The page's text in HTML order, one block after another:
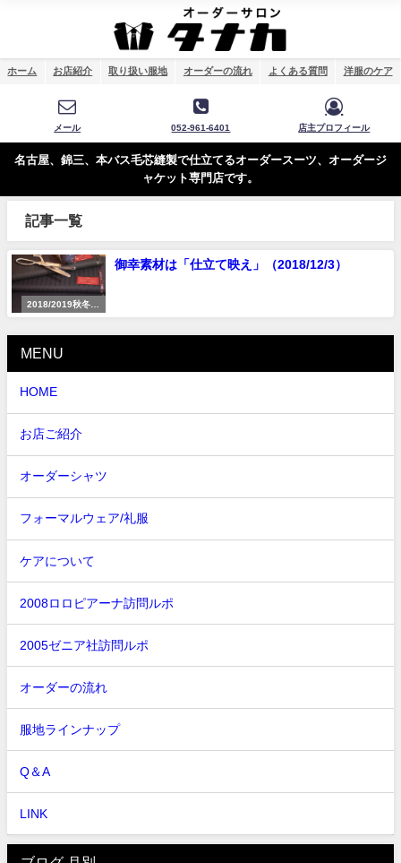
ホーム お店紹介 取り扱い服地 オーダーの流れ よくある質問 洋服のケア
メール 052-961-6401 店主プロフィール
名古屋、錦三、本バス毛芯縫製で仕立てるオーダースーツ、オーダージ
ャケット専門店です。
記事一覧
2018/2019秋冬コ
レクション
御幸素材は「仕立て映え」（2018/12/3）
MENU
HOME
お店ご紹介
オーダーシャツ
フォーマルウェア/礼服
ケアについて
2008ロロピアーナ訪問ルポ
2005ゼニア社訪問ルポ
オーダーの流れ
服地ラインナップ
Q＆A
LINK